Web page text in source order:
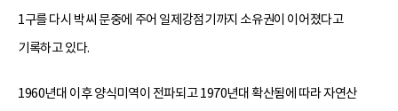
1구를 다시 박씨 문중에 주어 일제강점기까지 소유권이 이어졌다고
기록하고 있다.
1960년대 이후 양식미역이 전파되고 1970년대 확산됨에 따라 자연산